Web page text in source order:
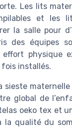
Les lits
et les
la salle pour
des équipes
physique
installés.
sieste
global de
oeko tex et
la qualité du